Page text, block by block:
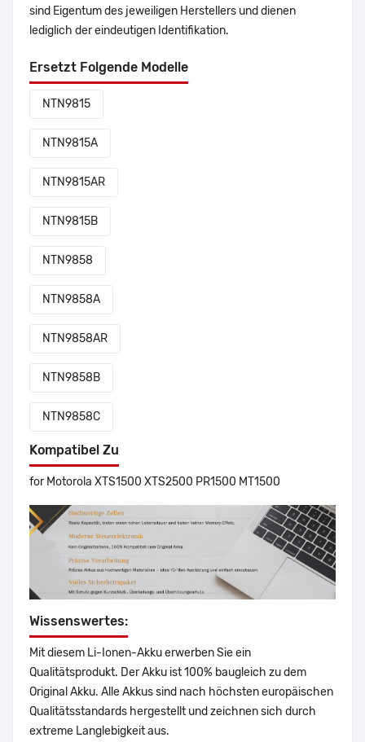
sind Eigentum des jeweiligen Herstellers und dienen
lediglich der eindeutigen Identifikation.
Ersetzt Folgende Modelle
NTN9815
NTN9815A
NTN9815AR
NTN9815B
NTN9858
NTN9858A
NTN9858AR
NTN9858B
NTN9858C
Kompatibel Zu
for Motorola XTS1500 XTS2500 PR1500 MT1500
Wissenswertes:
Mit diesem Li-Ionen-Akku erwerben Sie ein
Qualitätsprodukt. Der Akku ist 100% baugleich zu dem
Original Akku. Alle Akkus sind nach höchsten europäischen
Qualitätsstandards hergestellt und zeichnen sich durch
extreme Langlebigkeit aus.